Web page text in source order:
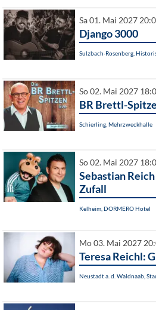
Sa 01. Mai 2027
Django 3000
Sulzbach-Rosenberg,
So 02. Mai 2027
BR Brettl-
Schierling, Mehrzweckhalle
So 02. Mai 2027
Sebastian
Zufall
Kelheim, DORMERO Hotel
Mo 03. Mai 2027
Teresa Reichl:
Neustadt a. d. Waldnaab,